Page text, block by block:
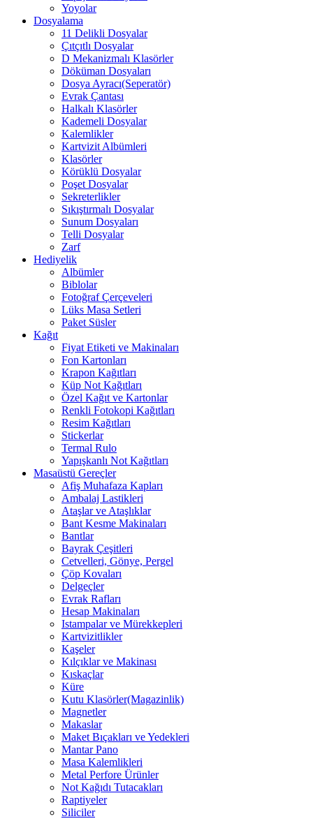
Yoyolar
Dosyalama
11 Delikli Dosyalar
Çıtçıtlı Dosyalar
D Mekanizmalı Klasörler
Döküman Dosyaları
Dosya Ayracı(Seperatör)
Evrak Çantası
Halkalı Klasörler
Kademeli Dosyalar
Kalemlikler
Kartvizit Albümleri
Klasörler
Körüklü Dosyalar
Poşet Dosyalar
Sekreterlikler
Sıkıştırmalı Dosyalar
Sunum Dosyaları
Telli Dosyalar
Zarf
Hediyelik
Albümler
Biblolar
Fotoğraf Çerçeveleri
Lüks Masa Setleri
Paket Süsler
Kağıt
Fiyat Etiketi ve Makinaları
Fon Kartonları
Krapon Kağıtları
Küp Not Kağıtları
Özel Kağıt ve Kartonlar
Renkli Fotokopi Kağıtları
Resim Kağıtları
Stickerlar
Termal Rulo
Yapışkanlı Not Kağıtları
Masaüstü Gereçler
Afiş Muhafaza Kapları
Ambalaj Lastikleri
Ataşlar ve Ataşlıklar
Bant Kesme Makinaları
Bantlar
Bayrak Çeşitleri
Cetvelleri, Gönye, Pergel
Çöp Kovaları
Delgeçler
Evrak Rafları
Hesap Makinaları
Istampalar ve Mürekkepleri
Kartvizitlikler
Kaşeler
Kılçıklar ve Makinası
Kıskaçlar
Küre
Kutu Klasörler(Magazinlik)
Magnetler
Makaslar
Maket Bıçakları ve Yedekleri
Mantar Pano
Masa Kalemlikleri
Metal Perfore Ürünler
Not Kağıdı Tutacakları
Raptiyeler
Siliciler